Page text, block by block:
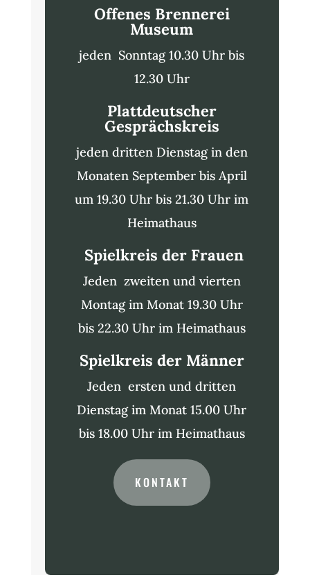
Offenes Brennerei
Museum
jeden Sonntag 10.30 Uhr bis
12.30 Uhr
Plattdeutscher
Gesprächskreis
jeden dritten Dienstag in den
Monaten September bis April
um 19.30 Uhr bis 21.30 Uhr im
Heimathaus
Spielkreis der Frauen
Jeden zweiten und vierten
Montag im Monat 19.30 Uhr
bis 22.30 Uhr im Heimathaus
Spielkreis der Männer
Jeden ersten und dritten
Dienstag im Monat 15.00 Uhr
bis 18.00 Uhr im Heimathaus
KONTAKT